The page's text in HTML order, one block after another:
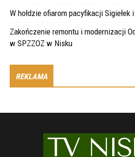
W hołdzie ofiarom pacyfikacji Sigiełek
Zakończenie remontu i modernizacji
w SPZZOZ w Nisku
REKLAMA